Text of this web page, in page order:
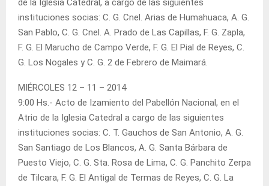
instituciones socias: C. G. Cnel. Arias de Humahuaca, A. G.
San Pablo, C. G. Cnel. A. Prado de Las Capillas, F. G. Zapla,
F. G. El Marucho de Campo Verde, F. G. El Pial de Reyes, C.
G. Los Nogales y C. G. 2 de Febrero de Maimará.
MIÉRCOLES 12 – 11 – 2014
9:00 Hs.- Acto de Izamiento del Pabellón Nacional, en el
Atrio de la Iglesia Catedral a cargo de las siguientes
instituciones socias: C. T. Gauchos de San Antonio, A. G.
San Santiago de Los Blancos, A. G. Santa Bárbara de
Puesto Viejo, C. G. Sta. Rosa de Lima, C. G. Panchito Zerpa
de Tilcara, F. G. El Antigal de Termas de Reyes, C. G. La